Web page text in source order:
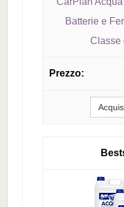
Batterie e
Classe